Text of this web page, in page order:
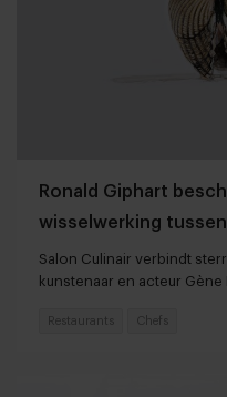
Ronald Giphart
wisselwerking
Salon Culinair verbindt
kunstenaar en acteur Gène
Restaurants Chefs